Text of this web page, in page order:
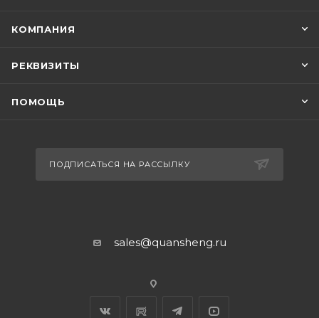
КОМПАНИЯ
РЕКВИЗИТЫ
ПОМОЩЬ
ПОДПИСАТЬСЯ НА РАССЫЛКУ
sales@quansheng.ru